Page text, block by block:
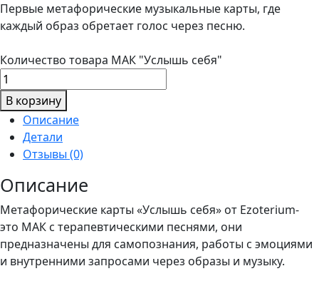
Первые метафорические музыкальные карты, где
каждый образ обретает голос через песню.
Количество товара МАК "Услышь себя"
В корзину
Описание
Детали
Отзывы (0)
Описание
Метафорические карты «Услышь себя» от Ezoterium-
это МАК с терапевтическими песнями, они
предназначены для самопознания, работы с эмоциями
и внутренними запросами через образы и музыку.